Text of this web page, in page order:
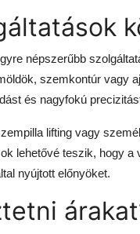
népszerűbb
szemkontúr vagy
és nagyfokú
lifting vagy
lehetővé teszik, hogy a
nyújtott előnyöket.